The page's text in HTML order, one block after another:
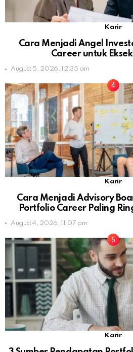
Karir
Cara Menjadi Angel
Career untuk
August 5, 2026, 12:35 am
Karir
Cara Menjadi Advisory
Portfolio Career Paling
August 4, 2026, 11:07 pm
Karir